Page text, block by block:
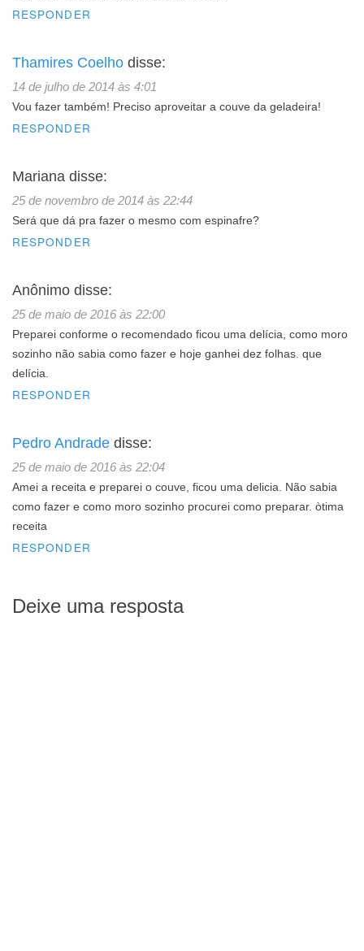
RESPONDER
Thamires Coelho disse:
14 de julho de 2014 às 4:01
Vou fazer também! Preciso aproveitar a couve da geladeira!
RESPONDER
Mariana disse:
25 de novembro de 2014 às 22:44
Será que dá pra fazer o mesmo com espinafre?
RESPONDER
Anônimo disse:
25 de maio de 2016 às 22:00
Preparei conforme o recomendado ficou uma delícia, como moro
sozinho não sabia como fazer e hoje ganhei dez folhas. que
delícia.
RESPONDER
Pedro Andrade disse:
25 de maio de 2016 às 22:04
Amei a receita e preparei o couve, ficou uma delicia. Não sabia
como fazer e como moro sozinho procurei como preparar. òtima
receita
RESPONDER
Deixe uma resposta